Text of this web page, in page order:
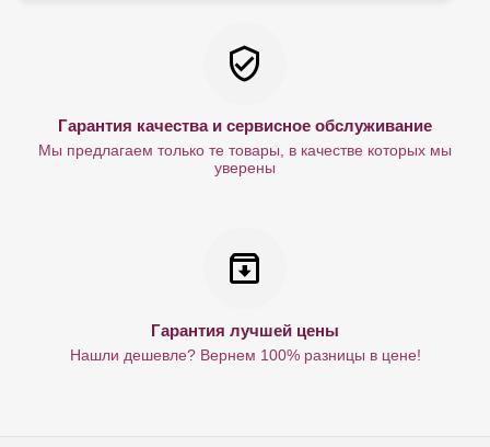
Гарантия качества и сервисное обслуживание
Мы предлагаем только те товары, в качестве которых мы
уверены
Гарантия лучшей цены
Нашли дешевле? Вернем 100% разницы в цене!